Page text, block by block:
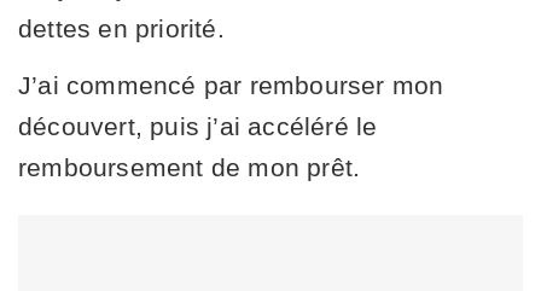
dettes en priorité.
J’ai commencé par rembourser mon
découvert, puis j’ai accéléré le
remboursement de mon prêt.